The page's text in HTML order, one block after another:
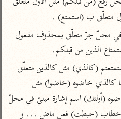
للبقاعي
والتنوير
الوجيز لابن
عطية
لأبي
حيان
تفسير البيضاوي
تفسير النسفي
الوجيز للواحدي
تفسير ابن أبي زمنين
آثار
متعلّق ب (استمتع) .
الذين من قبلكم.
رفع مبتدأ ... و (الكاف) حرف خطاب (حبطت) فعل ماض ... و